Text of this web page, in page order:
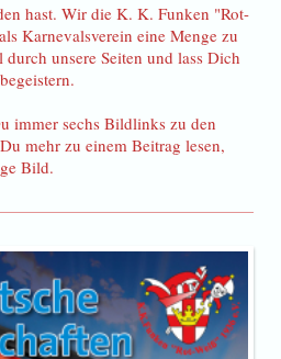
hast. Wir die K. K. Funken "Rot-
Karnevalsverein eine Menge zu
unsere Seiten und lass Dich
immer sechs Bildlinks zu den
mehr zu einem Beitrag lesen,
Bild.